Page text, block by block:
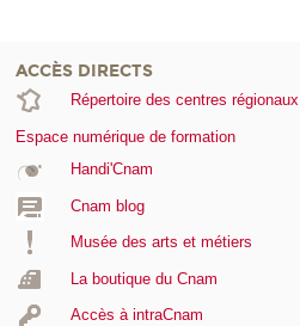
ACCÈS DIRECTS
Répertoire des centres régionaux
Espace numérique de formation
Handi'Cnam
Cnam blog
Musée des arts et métiers
La boutique du Cnam
Accès à intraCnam